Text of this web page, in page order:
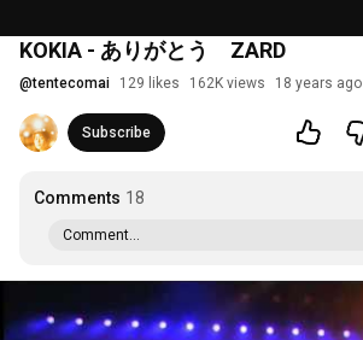
KOKIA - ありがとう ZARD
@tentecomai 129 likes 162K views 18 years ago
Subscribe
Comments 18
Comment...